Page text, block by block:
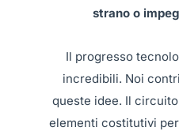
strano o
Il progresso
incredibili. Noi
queste idee. Il
elementi costitutivi